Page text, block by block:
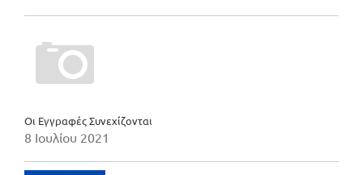
Οι Εγγραφές Συνεχίζονται
8 Ιουλίου 2021